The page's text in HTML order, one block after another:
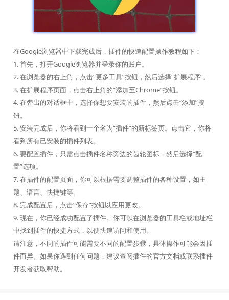
在Google浏览器中下载完成后，插件的快速配置操作教程如下：
1. 首先，打开Google浏览器并登录你的账户。
2. 在浏览器的右上角，点击“更多工具”按钮，然后选择“扩展程序”。
3. 在扩展程序页面，点击右上角的“添加至Chrome”按钮。
4. 在弹出的对话框中，选择你想要安装的插件，然后点击“添加”按
钮。
5. 安装完成后，你将看到一个名为“插件”的新标签页。点击它，你将
看到所有已安装的插件列表。
6. 要配置插件，只需点击插件名称旁边的齿轮图标，然后选择“配
置”选项。
7. 在插件的配置页面，你可以根据需要调整插件的各种设置，如主
题、语言、快捷键等。
8. 完成配置后，点击“保存”按钮以应用更改。
9. 现在，你已经成功配置了插件。你可以在浏览器的工具栏或地址栏
中找到插件的快捷方式，以便快速访问和使用。
请注意，不同的插件可能需要不同的配置步骤，具体操作可能会因插
件而异。如果你遇到任何问题，建议查阅插件的官方文档或联系插件
开发者获取帮助。